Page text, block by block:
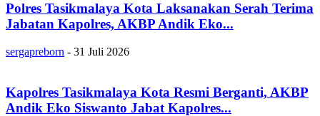
Polres Tasikmalaya Kota Laksanakan Serah Terima
Jabatan Kapolres, AKBP Andik Eko...
sergapreborn - 31 Juli 2026
Kapolres Tasikmalaya Kota Resmi Berganti, AKBP
Andik Eko Siswanto Jabat Kapolres...